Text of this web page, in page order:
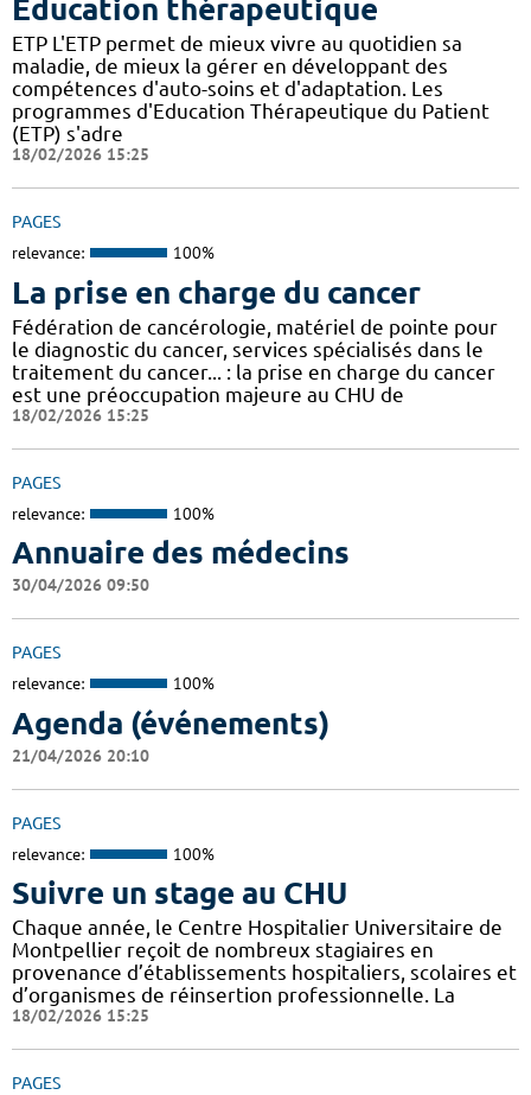
Éducation thérapeutique
ETP L'ETP permet de mieux vivre au quotidien sa
maladie, de mieux la gérer en développant des
compétences d'auto-soins et d'adaptation. Les
programmes d'Education Thérapeutique du Patient
(ETP) s'adre
18/02/2026 15:25
PAGES
relevance: 100%
La prise en charge du cancer
Fédération de cancérologie, matériel de pointe pour
le diagnostic du cancer, services spécialisés dans le
traitement du cancer... : la prise en charge du cancer
est une préoccupation majeure au CHU de
18/02/2026 15:25
PAGES
relevance: 100%
Annuaire des médecins
30/04/2026 09:50
PAGES
relevance: 100%
Agenda (événements)
21/04/2026 20:10
PAGES
relevance: 100%
Suivre un stage au CHU
Chaque année, le Centre Hospitalier Universitaire de
Montpellier reçoit de nombreux stagiaires en
provenance d’établissements hospitaliers, scolaires et
d’organismes de réinsertion professionnelle. La
18/02/2026 15:25
PAGES